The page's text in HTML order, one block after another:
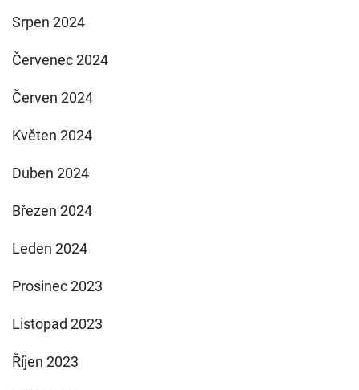
Srpen 2024
Červenec 2024
Červen 2024
Květen 2024
Duben 2024
Březen 2024
Leden 2024
Prosinec 2023
Listopad 2023
Říjen 2023